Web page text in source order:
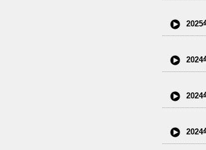
2025
2024
2024
2024